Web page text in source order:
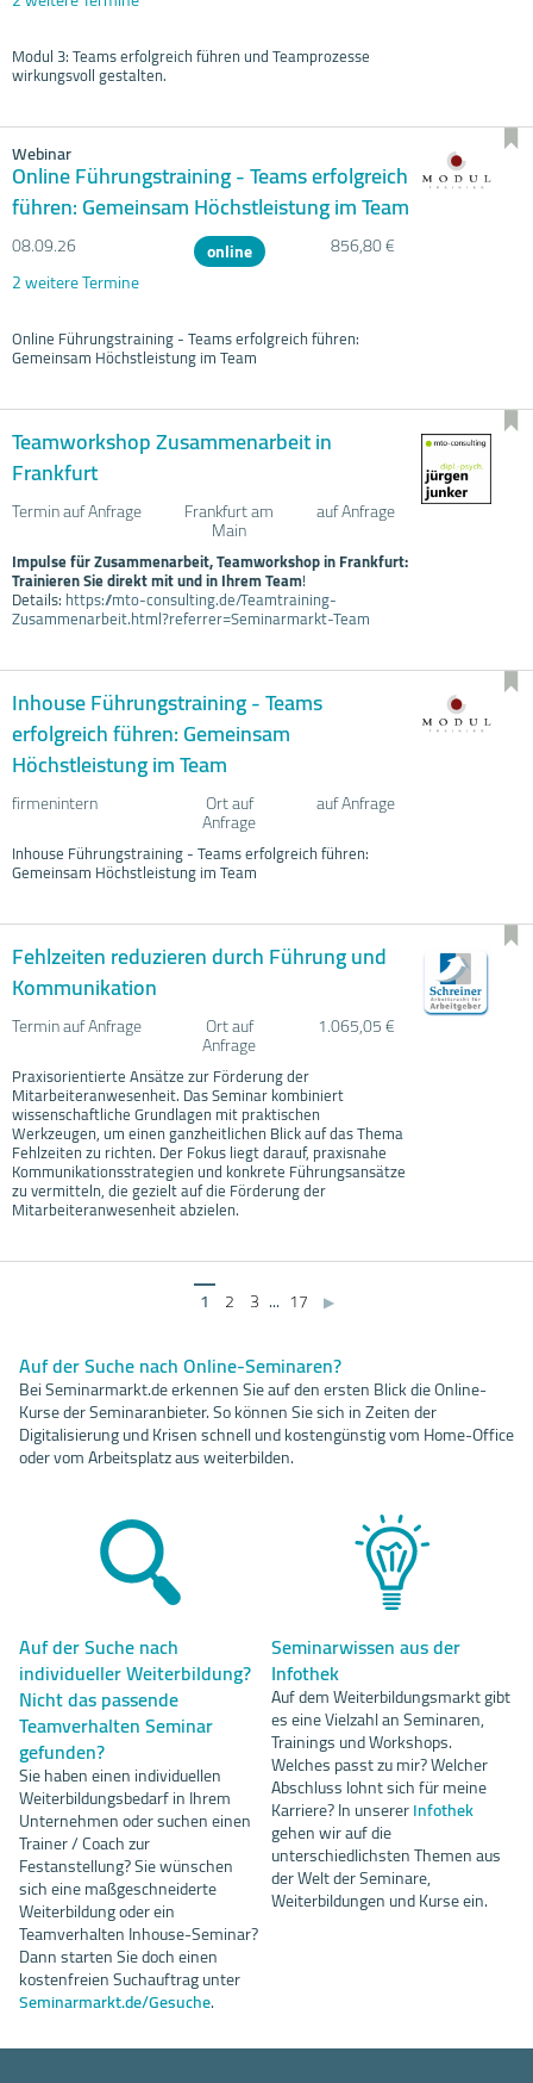
Modul 3: Teams erfolgreich führen und Teamprozesse
wirkungsvoll gestalten.
Webinar
Online Führungstraining - Teams erfolgreich
führen: Gemeinsam Höchstleistung im Team
08.09.26 online
856,80 €
2 weitere Termine
Online Führungstraining - Teams erfolgreich führen:
Gemeinsam Höchstleistung im Team
Teamworkshop Zusammenarbeit in
Frankfurt
Termin auf Anfrage Frankfurt am
Main
auf Anfrage
Impulse für Zusammenarbeit, Teamworkshop in Frankfurt:
Trainieren Sie direkt mit und in Ihrem Team!
Details: https://mto-consulting.de/Teamtraining-
Zusammenarbeit.html?referrer=Seminarmarkt-Team
Inhouse Führungstraining - Teams
erfolgreich führen: Gemeinsam
Höchstleistung im Team
firmenintern Ort auf
Anfrage
auf Anfrage
Inhouse Führungstraining - Teams erfolgreich führen:
Gemeinsam Höchstleistung im Team
Fehlzeiten reduzieren durch Führung und
Kommunikation
Termin auf Anfrage Ort auf
Anfrage
1.065,05 €
Praxisorientierte Ansätze zur Förderung der
Mitarbeiteranwesenheit. Das Seminar kombiniert
wissenschaftliche Grundlagen mit praktischen
Werkzeugen, um einen ganzheitlichen Blick auf das Thema
Fehlzeiten zu richten. Der Fokus liegt darauf, praxisnahe
Kommunikationsstrategien und konkrete Führungsansätze
zu vermitteln, die gezielt auf die Förderung der
Mitarbeiteranwesenheit abzielen.
1 2 3 ... 17 ▶
Auf der Suche nach Online-Seminaren?
Bei Seminarmarkt.de erkennen Sie auf den ersten Blick die Online-
Kurse der Seminaranbieter. So können Sie sich in Zeiten der
Digitalisierung und Krisen schnell und kostengünstig vom Home-Office
oder vom Arbeitsplatz aus weiterbilden.
Auf der Suche nach
individueller Weiterbildung?
Nicht das passende
Teamverhalten Seminar
gefunden?
Sie haben einen individuellen
Weiterbildungsbedarf in Ihrem
Unternehmen oder suchen einen
Trainer / Coach zur
Festanstellung? Sie wünschen
sich eine maßgeschneiderte
Weiterbildung oder ein
Teamverhalten Inhouse-Seminar?
Dann starten Sie doch einen
kostenfreien Suchauftrag unter
Seminarmarkt.de/Gesuche.
Seminarwissen aus der
Infothek
Auf dem Weiterbildungsmarkt gibt
es eine Vielzahl an Seminaren,
Trainings und Workshops.
Welches passt zu mir? Welcher
Abschluss lohnt sich für meine
Karriere? In unsererInfothek
gehen wir auf die
unterschiedlichsten Themen aus
der Welt der Seminare,
Weiterbildungen und Kurse ein.